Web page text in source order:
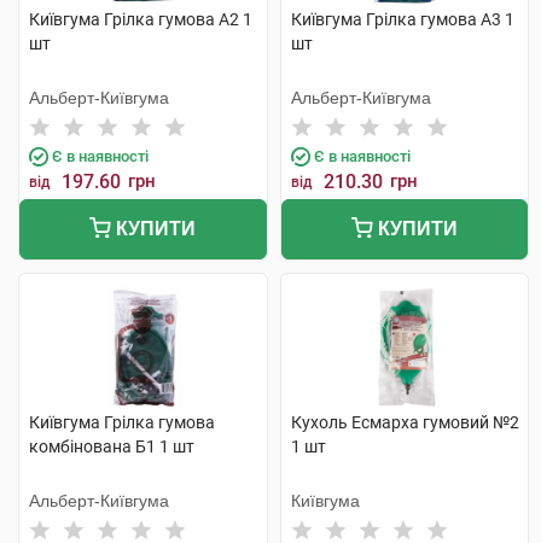
Київгума Грілка гумова А2 1
шт
Альберт-Київгума
Є в наявності
від 197.60 грн
КУПИТИ
Київгума Грілка гумова А3 1
шт
Альберт-Київгума
Є в наявності
від 210.30 грн
КУПИТИ
Київгума Грілка гумова
комбінована Б1 1 шт
Альберт-Київгума
Кухоль Есмарха гумовий №2
1 шт
Київгума